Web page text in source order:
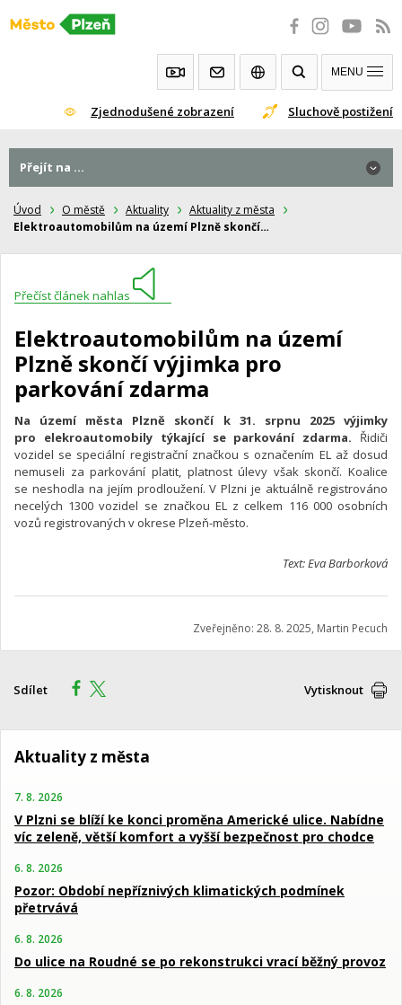
Přeskočit
Zjednodušené zobrazení Sluchově postižení
MENU
Úvod O městě Aktuality
Aktuality z města
Elektroautomobilům na území Plzně skončí…
Přečíst článek nahlas
Elektroautomobilům na území
Plzně skončí výjimka pro
parkování zdarma
Na území města Plzně skončí k 31. srpnu 2025 výjimky
pro elekroautomobily týkající se parkování zdarma. Řidiči
vozidel se speciální registrační značkou s označením EL až dosud
nemuseli za parkování platit, platnost úlevy však skončí. Koalice
se neshodla na jejím prodloužení. V Plzni je aktuálně registrováno
necelých 1300 vozidel se značkou EL z celkem 116 000 osobních
vozů registrovaných v okrese Plzeň-město.
Text: Eva Barborková
Zveřejněno: 28. 8. 2025, Martin Pecuch
Sdílet Vytisknout
Přejít na ...
Aktuality z města
7. 8. 2026
V Plzni se blíží ke konci proměna Americké ulice. Nabídne
víc zeleně, větší komfort a vyšší bezpečnost pro chodce
6. 8. 2026
Pozor: Období nepříznivých klimatických podmínek
přetrvává
6. 8. 2026
Do ulice na Roudné se po rekonstrukci vrací běžný provoz
6. 8. 2026